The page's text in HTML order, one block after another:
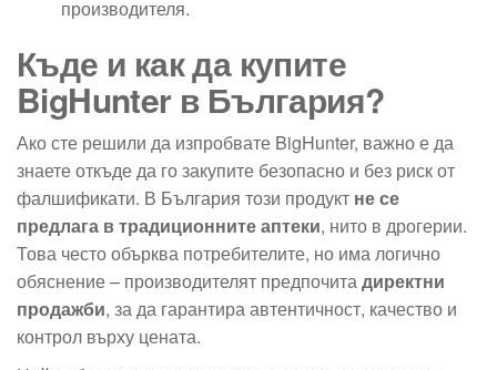
производителя.
Къде и как да купите
BigHunter в България?
Ако сте решили да изпробвате BigHunter, важно е да
знаете откъде да го закупите безопасно и без риск от
фалшификати. В България този продукт не се
предлага в традиционните аптеки, нито в дрогерии.
Това често обърква потребителите, но има логично
обяснение – производителят предпочитадиректни
продажби, за да гарантира автентичност, качество и
контрол върху цената.